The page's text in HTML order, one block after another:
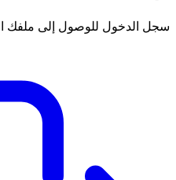
سجل الدخول للوصول إلى